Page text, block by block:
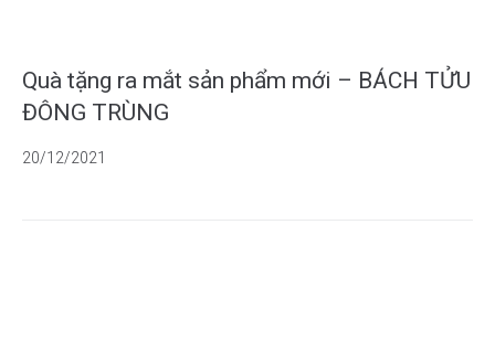
Quà tặng ra mắt sản phẩm mới – BÁCH TỬU
ĐÔNG TRÙNG
20/12/2021